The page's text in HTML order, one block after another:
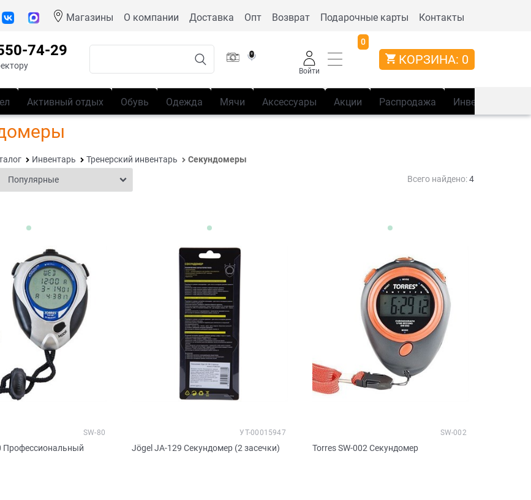
Магазины О компании Доставка Опт Возврат Подарочные карты Контакты
74-29
Войти
0
КОРЗИНА: 0
Активный отдых Обувь Одежда Мячи Аксессуары Акции Распродажа Инвентарь
Инвентарь Тренерский инвентарь Секундомеры
Всего найдено:4
Профессиональный
SW-80
Jögel JA-129 Секундомер (2 засечки)
УТ-00015947
Torres SW-002 Секундомер
SW-002